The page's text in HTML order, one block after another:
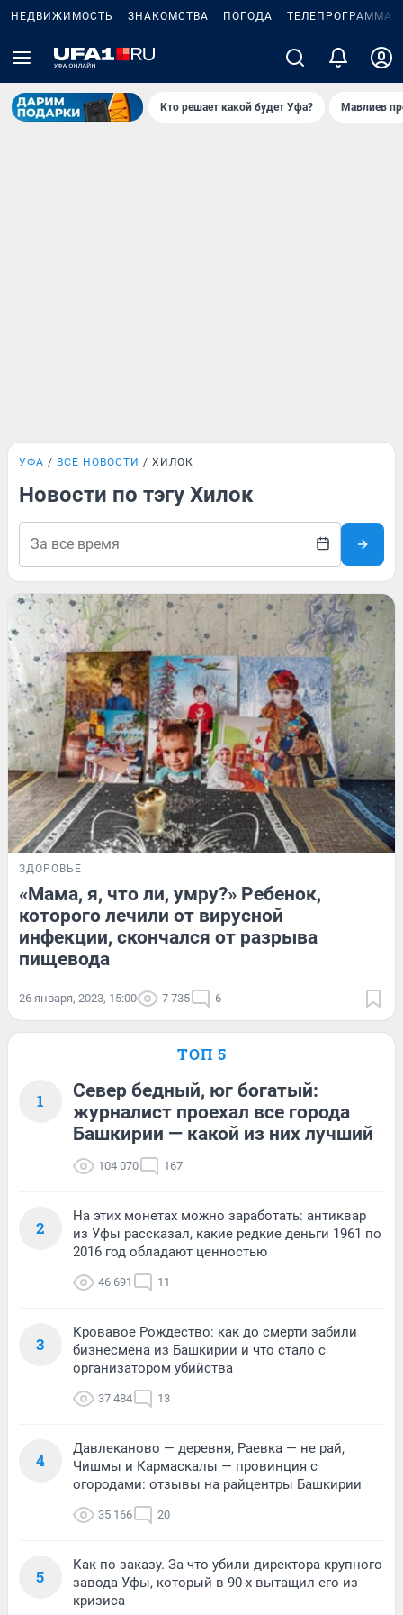
НЕДВИЖИМОСТЬ ЗНАКОМСТВА ПОГОДА ТЕЛЕПРОГРАММА
Кто решает какой будет Уфа? Мавлиев
УФА ВСЕ НОВОСТИ ХИЛОК
Новости по тэгу Хилок
ЗДОРОВЬЕ
«Мама, я, что ли, умру?» Ребенок,
которого лечили от вирусной
инфекции, скончался от разрыва
пищевода
26 января, 2023, 15:00 7 735 6
ТОП 5
1
Север бедный, юг богатый:
журналист проехал все города
Башкирии — какой из них лучший
104 070 167
2
На этих монетах можно заработать: антиквар
из Уфы рассказал, какие редкие деньги 1961 по
2016 год обладают ценностью
46 691 11
3
Кровавое Рождество: как до смерти забили
бизнесмена из Башкирии и что стало с
организатором убийства
37 484 13
4
Давлеканово — деревня, Раевка — не рай,
Чишмы и Кармаскалы — провинция с
огородами: отзывы на райцентры Башкирии
35 166 20
5
Как по заказу. За что убили директора крупного
завода Уфы, который в 90-х вытащил его из
кризиса